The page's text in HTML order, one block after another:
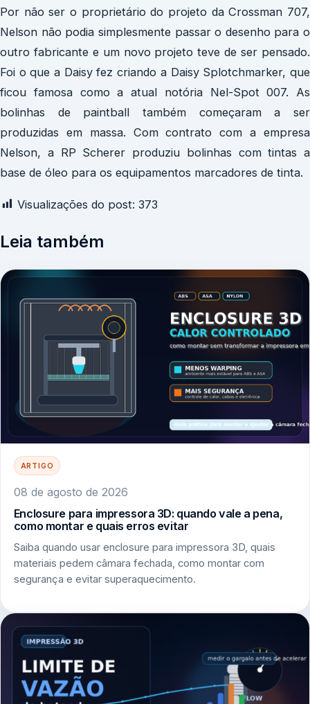
Por não ser o proprietário do projeto da Crossman 707,
Nelson não podia simplesmente passar o desenho para o
outro fabricante e um novo projeto teve de ser pensado.
Foi o que a Daisy fez criando a Daisy Splotchmarker, que
ficou famosa como a atual notória Nel-Spot 007. As
bolinhas de paintball também começaram a ser
produzidas em massa. Com contrato com a empresa
Nelson, a RP Scherer produziu bolinhas com tintas a
base de óleo para os equipamentos marcadores de tinta.
Visualizações do post: 373
Leia também
ARTIGO
08 de agosto de 2026
Enclosure para impressora 3D: quando vale a pena,
como montar e quais erros evitar
Saiba quando usar enclosure para impressora 3D, quais
materiais pedem câmara fechada, como montar com
segurança e evitar superaquecimento.